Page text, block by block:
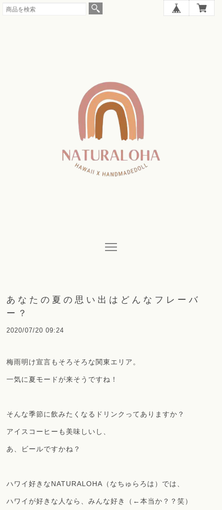
あなたの夏の思い出はどんなフレーバ
ー？
2020/07/20 09:24
梅雨明け宣言もそろそろな関東エリア。
一気に夏モードが来そうですね！
そんな季節に飲みたくなるドリンクってありますか？
アイスコーヒーも美味しいし、
あ、ビールですかね？
ハワイ好きなNATURALOHA（なちゅらろは）では、
ハワイが好きな人なら、みんな好き（←本当か？？笑）